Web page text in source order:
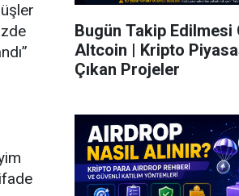
Bugün Takip Edilmesi
Altcoin | Kripto
Çıkan Projeler